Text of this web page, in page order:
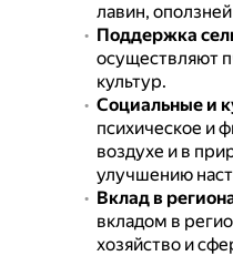
лавин, оползней
Поддержка
осуществляют
культур.
Социальные и
психическое и
воздухе и в
улучшению
Вклад в
вкладом в
хозяйство и